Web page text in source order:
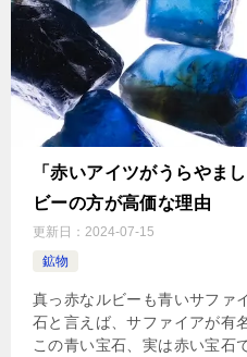
「赤いアイツがうらやま
ビーの方が高価な理由
更新日： 2024-07-15
鉱物
真っ赤なルビーも青いサファ
石と言えば、サファイアが有
この青い宝石、実は赤い宝石